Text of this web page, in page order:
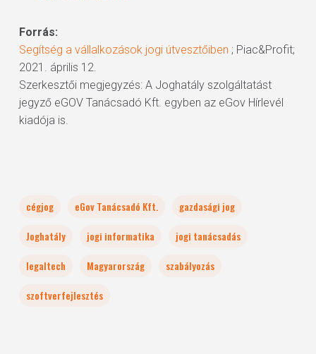
Forrás:
Segítség a vállalkozások jogi útvesztőiben ; Piac&Profit;
2021. április 12.
Szerkesztői megjegyzés: A Joghatály szolgáltatást
jegyző eGOV Tanácsadó Kft. egyben az eGov Hírlevél
kiadója is.
cégjog eGov Tanácsadó Kft.
gazdasági jog
Joghatály
jogi informatika
jogi tanácsadás
legaltech
Magyarország
szabályozás
szoftverfejlesztés